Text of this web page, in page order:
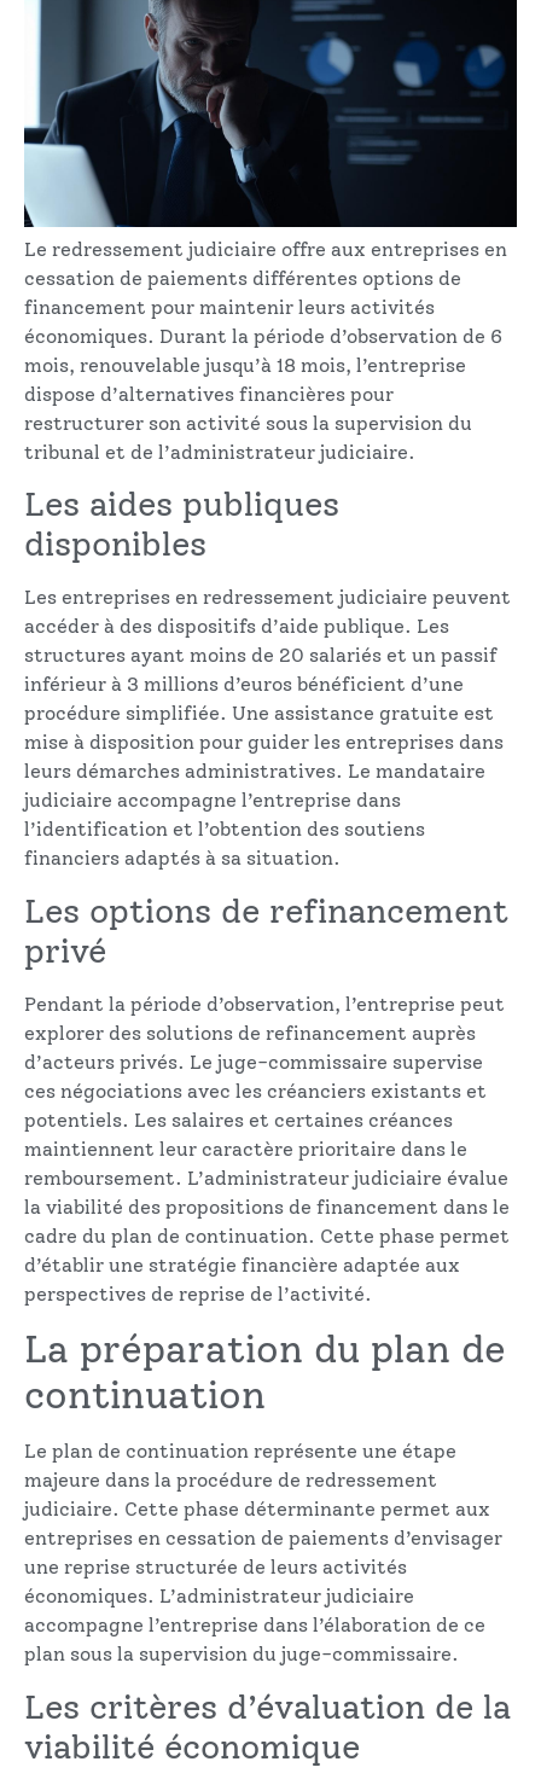
Le redressement judiciaire offre aux entreprises en
cessation de paiements différentes options de
financement pour maintenir leurs activités
économiques. Durant la période d’observation de 6
mois, renouvelable jusqu’à 18 mois, l’entreprise
dispose d’alternatives financières pour
restructurer son activité sous la supervision du
tribunal et de l’administrateur judiciaire.
Les aides publiques
disponibles
Les entreprises en redressement judiciaire peuvent
accéder à des dispositifs d’aide publique. Les
structures ayant moins de 20 salariés et un passif
inférieur à 3 millions d’euros bénéficient d’une
procédure simplifiée. Une assistance gratuite est
mise à disposition pour guider les entreprises dans
leurs démarches administratives. Le mandataire
judiciaire accompagne l’entreprise dans
l’identification et l’obtention des soutiens
financiers adaptés à sa situation.
Les options de refinancement
privé
Pendant la période d’observation, l’entreprise peut
explorer des solutions de refinancement auprès
d’acteurs privés. Le juge-commissaire supervise
ces négociations avec les créanciers existants et
potentiels. Les salaires et certaines créances
maintiennent leur caractère prioritaire dans le
remboursement. L’administrateur judiciaire évalue
la viabilité des propositions de financement dans le
cadre du plan de continuation. Cette phase permet
d’établir une stratégie financière adaptée aux
perspectives de reprise de l’activité.
La préparation du plan de
continuation
Le plan de continuation représente une étape
majeure dans la procédure de redressement
judiciaire. Cette phase déterminante permet aux
entreprises en cessation de paiements d’envisager
une reprise structurée de leurs activités
économiques. L’administrateur judiciaire
accompagne l’entreprise dans l’élaboration de ce
plan sous la supervision du juge-commissaire.
Les critères d’évaluation de la
viabilité économique